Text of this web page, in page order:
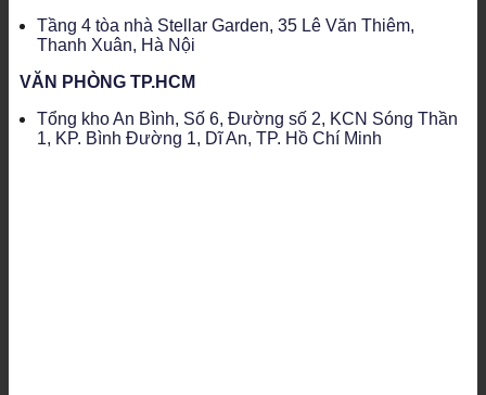
Tầng 4 tòa nhà Stellar Garden, 35 Lê Văn Thiêm,
Thanh Xuân, Hà Nội
VĂN PHÒNG TP.HCM
Tổng kho An Bình, Số 6, Đường số 2, KCN Sóng Thần
1, KP. Bình Đường 1, Dĩ An, TP. Hồ Chí Minh